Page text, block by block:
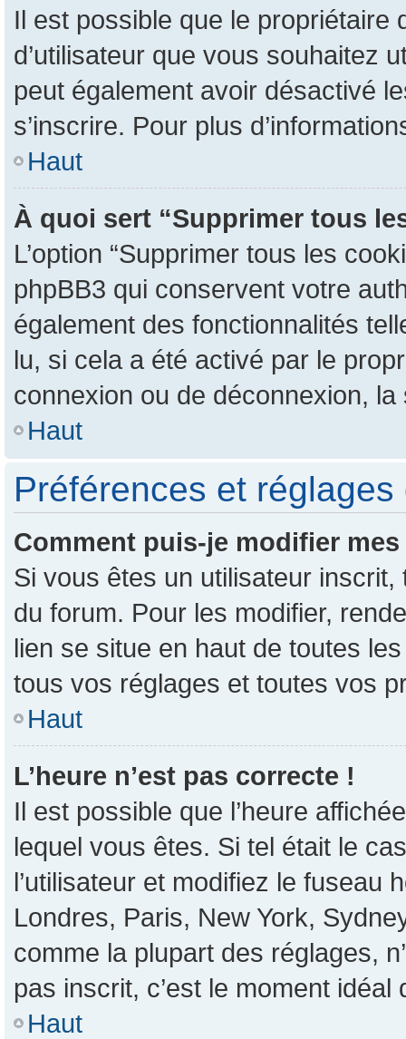
Il est possible que le propriétaire
d’utilisateur que vous souhaitez
peut également avoir désactivé
s’inscrire. Pour plus
Haut
À quoi sert “Supprimer tous
L’option “Supprimer tous les
phpBB3 qui conservent votre
également des fonctionnalités
lu, si cela a été activé par le
connexion ou de déconnexion,
Haut
Préférences et
Comment puis-je modifier
Si vous êtes un utilisateur
du forum. Pour les modifier,
lien se situe en haut de toutes
tous vos réglages et toutes vos
Haut
L’heure n’est pas correcte !
Il est possible que l’heure
lequel vous êtes. Si tel était le
l’utilisateur et modifiez le fuseau
Londres, Paris, New York,
comme la plupart des réglages,
pas inscrit, c’est le moment idéal
Haut